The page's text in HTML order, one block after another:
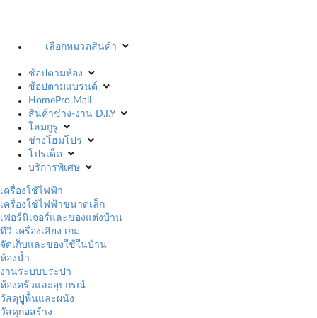
เลือกหมวดสินค้า
ช้อปตามห้อง
ช้อปตามแบรนด์
HomePro Mall
สินค้าช่าง-งาน D.I.Y
โฮมกูรู
ช่างโฮมโปร
โปรเด็ด
บริการพิเศษ
เครื่องใช้ไฟฟ้า
เครื่องใช้ไฟฟ้าขนาดเล็ก
เฟอร์นิเจอร์และของแต่งบ้าน
ทีวี เครื่องเสียง เกม
จัดเก็บและของใช้ในบ้าน
ห้องน้ำ
งานระบบประปา
ห้องครัวและอุปกรณ์
วัสดุปูพื้นและผนัง
วัสดุก่อสร้าง